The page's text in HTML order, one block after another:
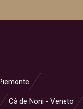
Cà de Noni - Veneto